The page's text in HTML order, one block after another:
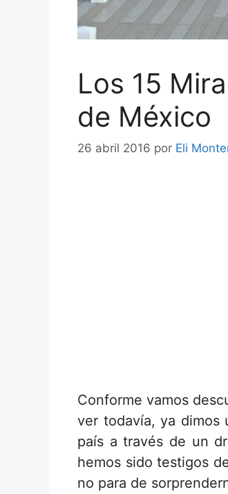
Los 15
de México
26 abril 2016 por Eli
Conforme vamos
ver todavía, ya dimos
país a través de un
hemos sido testigos
no para de